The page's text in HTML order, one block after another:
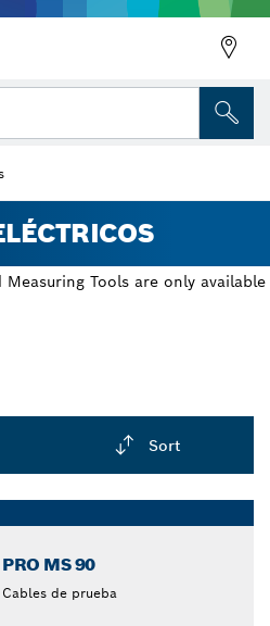
Measuring Tools are only available
Sort
closed
PRO MS 90
Cables de prueba